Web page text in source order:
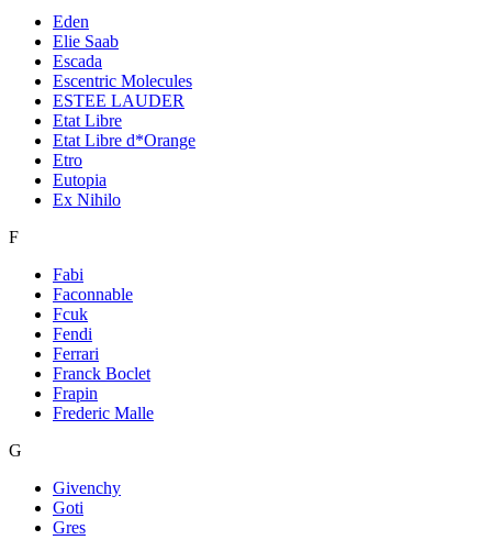
Eden
Elie Saab
Escada
Escentric Molecules
ESTEE LAUDER
Etat Libre
Etat Libre d*Orange
Etro
Eutopia
Ex Nihilo
F
Fabi
Faconnable
Fcuk
Fendi
Ferrari
Franck Boclet
Frapin
Frederic Malle
G
Givenchy
Goti
Gres